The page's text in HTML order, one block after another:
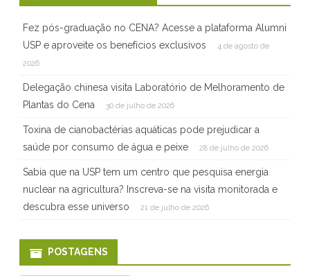
Fez pós-graduação no CENA? Acesse a plataforma Alumni
USP e aproveite os benefícios exclusivos
4 de agosto de
2026
Delegação chinesa visita Laboratório de Melhoramento de
Plantas do Cena
30 de julho de 2026
Toxina de cianobactérias aquáticas pode prejudicar a
saúde por consumo de água e peixe
28 de julho de 2026
Sabia que na USP tem um centro que pesquisa energia
nuclear na agricultura? Inscreva-se na visita monitorada e
descubra esse universo
21 de julho de 2026
POSTAGENS